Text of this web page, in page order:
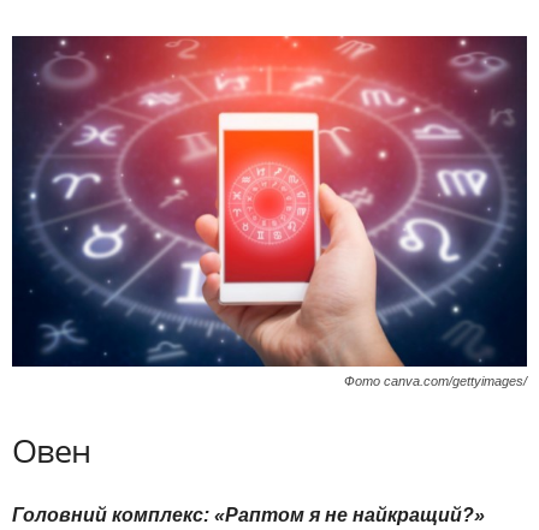
Фото canva.com/gettyimages/
Овен
Головний комплекс: «Раптом я не найкращий?»